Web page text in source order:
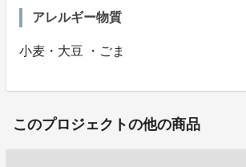
アレルギー物質
小麦・大豆 ・ごま
このプロジェクトの他の商品